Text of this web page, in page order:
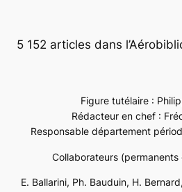
5 152 articles dans
Figure tutélaire :
Rédacteur en chef :
Responsable département
Collaborateurs (permanents
E. Ballarini, Ph. Bauduin, H.